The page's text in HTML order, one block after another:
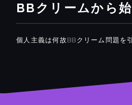
BBクリームから
個人主義は何故BBクリーム問題を